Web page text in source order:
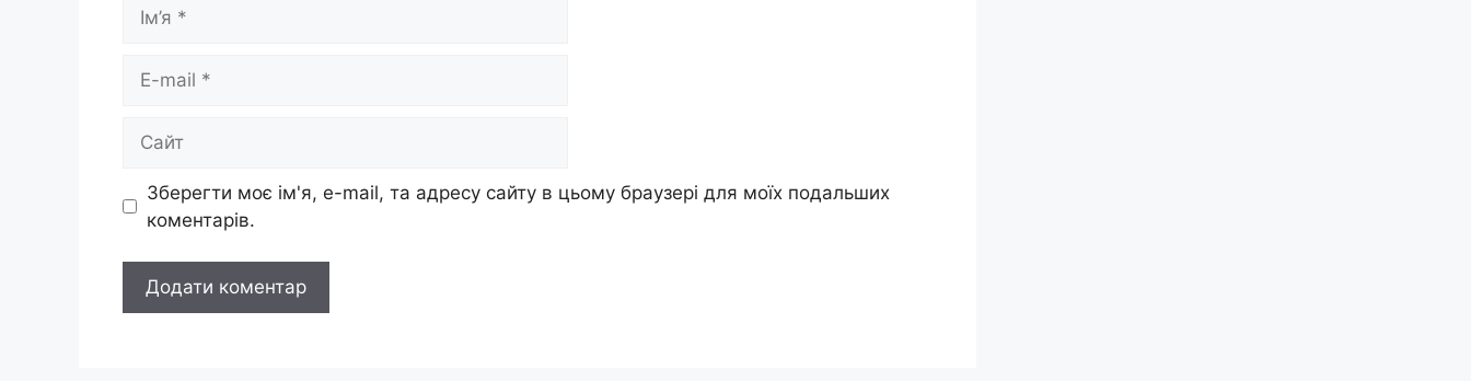
mail
Зберегти моє ім'я, e-mail, та адресу сайту в цьому браузері для моїх подальших
коментарів.